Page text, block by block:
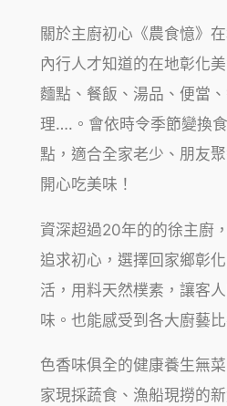
關於主廚初心《農食憶》
內行人才知道的在地彰化
麵點、餐飯、湯品、便當
理….。會依時令季節變換
點，適合全家老少、朋友
開心吃美味！
資深超過20年的的徐主廚
追求初心，選擇回家鄉彰
活，用料天然樸素，讓客
味。也能感受到各大廚藝
色香味俱全的健康養生無
家現採蔬食、漁船現撈的